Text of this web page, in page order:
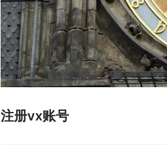
注册vx账号